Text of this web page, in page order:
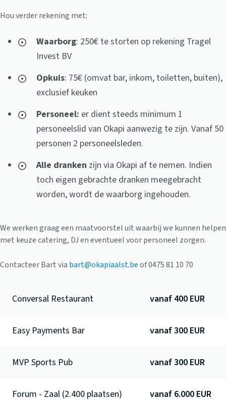
Hou verder rekening met:
Waarborg: 250€ te storten op rekening Tragel
Invest BV
Opkuis: 75€ (omvat bar, inkom, toiletten, buiten),
exclusief keuken
Personeel: er dient steeds minimum 1
personeelslid van Okapi aanwezig te zijn. Vanaf 50
personen 2 personeelsleden.
Alle dranken zijn via Okapi af te nemen. Indien
toch eigen gebrachte dranken meegebracht
worden, wordt de waarborg ingehouden.
We werken graag een maatvoorstel uit waarbij we kunnen helpen
met keuze catering, DJ en eventueel voor personeel zorgen.
Contacteer Bart via bart@okapiaalst.beof 0475 81 10 70
Conversal Restaurant vanaf 400 EUR
Easy Payments Bar vanaf 300 EUR
MVP Sports Pub vanaf 300 EUR
Forum - Zaal (2.400 plaatsen) vanaf 6.000 EUR